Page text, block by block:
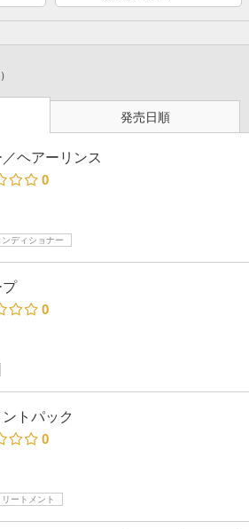
発売日順
ヘアーリンス
0
ディショナー
プ
0
ントパック
0
ートメント